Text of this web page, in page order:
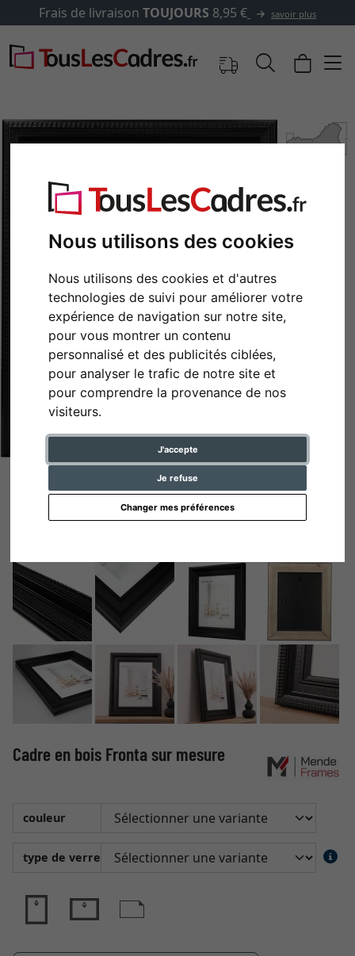
Nous utilisons des cookies
Nous utilisons des cookies et d'autres
technologies de suivi pour améliorer votre
expérience de navigation sur notre site,
pour vous montrer un contenu
personnalisé et des publicités ciblées,
pour analyser le trafic de notre site et
pour comprendre la provenance de nos
visiteurs.
J'accepte
Je refuse
Changer mes préférences
✓500 000 articles au choix
Retour
Cadre en bois Fronta sur mesure
couleur
type de verre